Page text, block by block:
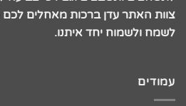
צוות האתר עדן ברכות מאחלים לכם
לשמח ולשמוח יחד איתנו.
עמודים